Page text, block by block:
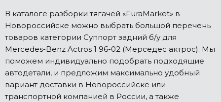
В каталоге разборки тягачей «FuraMarket» в
Новороссийске можно выбрать большой перечень
товаров категории Суппорт задний б/у для
Mercedes-Benz Actros 1 96-02 (Мерседес актрос). Мы
поможем индивидуально подобрать подходящие
автодетали, и предложим максимально удобный
вариант доставки в Новороссийске или
транспортной компанией в России, а также